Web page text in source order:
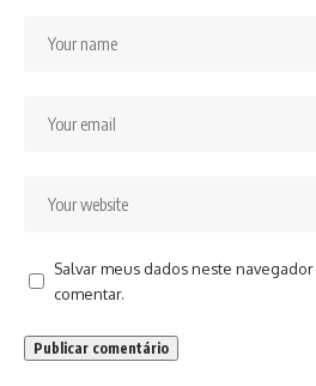
Salvar meus dados neste
comentar.